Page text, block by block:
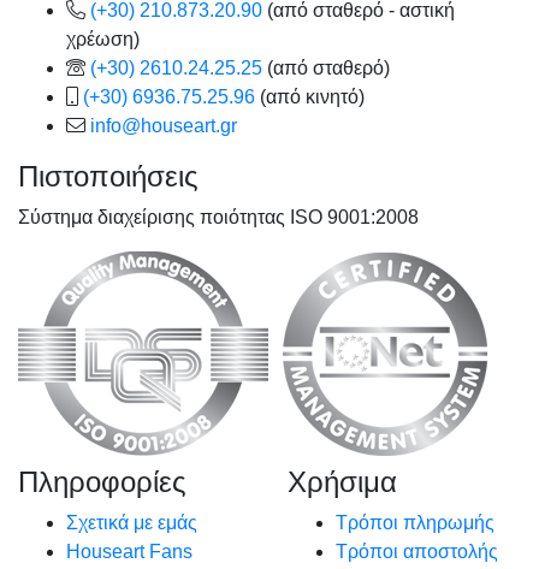
(+30) 210.873.20.90 (από σταθερό - αστική
χρέωση)
(+30) 2610.24.25.25 (από σταθερό)
(+30) 6936.75.25.96 (από κινητό)
info@houseart.gr
Πιστοποιήσεις
Σύστημα διαχείρισης ποιότητας ISO 9001:2008
Πληροφορίες
Σχετικά με εμάς
Houseart Fans
Χρήσιμα
Τρόποι πληρωμής
Τρόποι αποστολής